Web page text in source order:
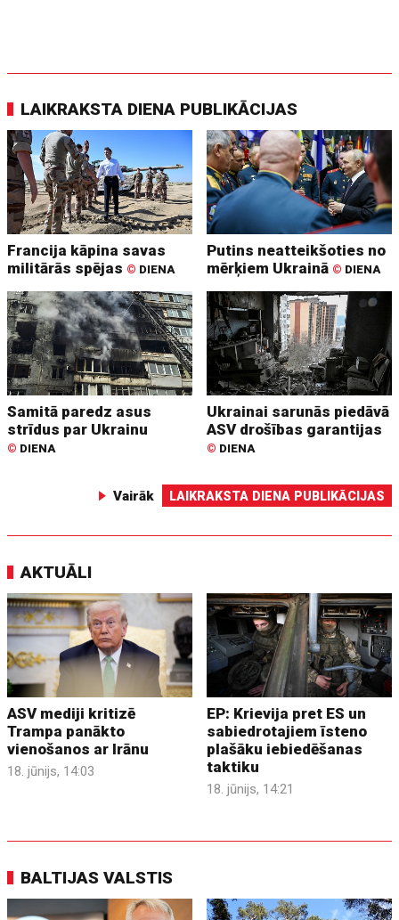
LAIKRAKSTA DIENA PUBLIKĀCIJAS
Francija kāpina savas
militārās spējas © DIENA
Putins neatteikšoties no
mērķiem Ukrainā © DIENA
Samitā paredz asus
strīdus par Ukrainu
© DIENA
Ukrainai sarunās piedāvā
ASV drošības garantijas
© DIENA
Vairāk LAIKRAKSTA DIENA PUBLIKĀCIJAS
AKTUĀLI
ASV mediji kritizē
Trampa panākto
vienošanos ar Irānu
18. jūnijs, 14:03
EP: Krievija pret ES un
sabiedrotajiem īsteno
plašāku iebiedēšanas
taktiku
18. jūnijs, 14:21
BALTIJAS VALSTIS